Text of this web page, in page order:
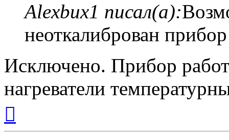
Alexbux1 писал(а):
неоткалиброван
Исключено. Прибор
нагреватели
началу